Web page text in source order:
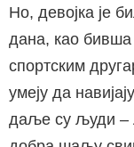
Но, девојка је
дана, као
спортским
умеју да
даље су људи –